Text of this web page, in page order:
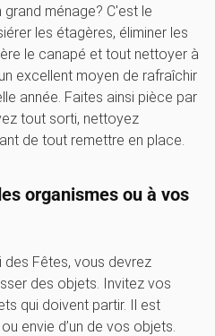
ménage? C'est le
les étagères, éliminer les
le canapé et tout nettoyer à
excellent moyen de rafraîchir
année. Faites ainsi pièce par
tout sorti, nettoyez
de tout remettre en place.
organismes ou à vos
Fêtes, vous devrez
des objets. Invitez vos
qui doivent partir. Il est
envie d’un de vos objets.